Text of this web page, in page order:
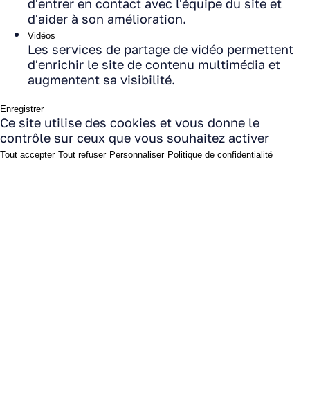
d'entrer en contact avec l'équipe du site et
d'aider à son amélioration.
Vidéos
Les services de partage de vidéo permettent
d'enrichir le site de contenu multimédia et
augmentent sa visibilité.
Enregistrer
Ce site utilise des cookies et vous donne le
contrôle sur ceux que vous souhaitez activer
Tout accepter Tout refuser Personnaliser Politique de confidentialité